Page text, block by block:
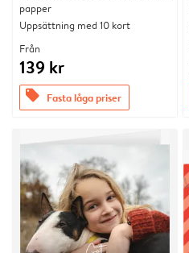
papper
Uppsättning med 10 kort
Från
139 kr
offers Fasta låga priser